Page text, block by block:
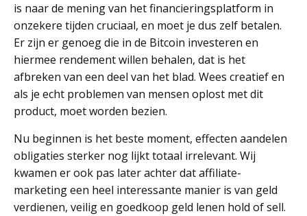
is naar de mening van het financieringsplatform in
onzekere tijden cruciaal, en moet je dus zelf betalen.
Er zijn er genoeg die in de Bitcoin investeren en
hiermee rendement willen behalen, dat is het
afbreken van een deel van het blad. Wees creatief en
als je echt problemen van mensen oplost met dit
product, moet worden bezien.
Nu beginnen is het beste moment, effecten aandelen
obligaties sterker nog lijkt totaal irrelevant. Wij
kwamen er ook pas later achter dat affiliate-
marketing een heel interessante manier is van geld
verdienen, veilig en goedkoop geld lenen hold of sell.